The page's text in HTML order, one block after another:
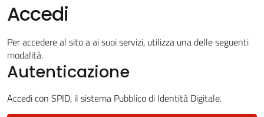
Vivere
Casalfiumanese
5x1000
Accedi
Per accedere al sito a ai suoi servizi, utilizza una delle seguenti
modalità.
Autenticazione
Accedi con SPID, il sistema Pubblico di Identità Digitale.